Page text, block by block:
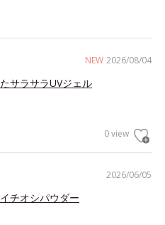
NEW 2026/08/04
サラサラUVジェル
0 view
2026/06/05
チオシパウダー